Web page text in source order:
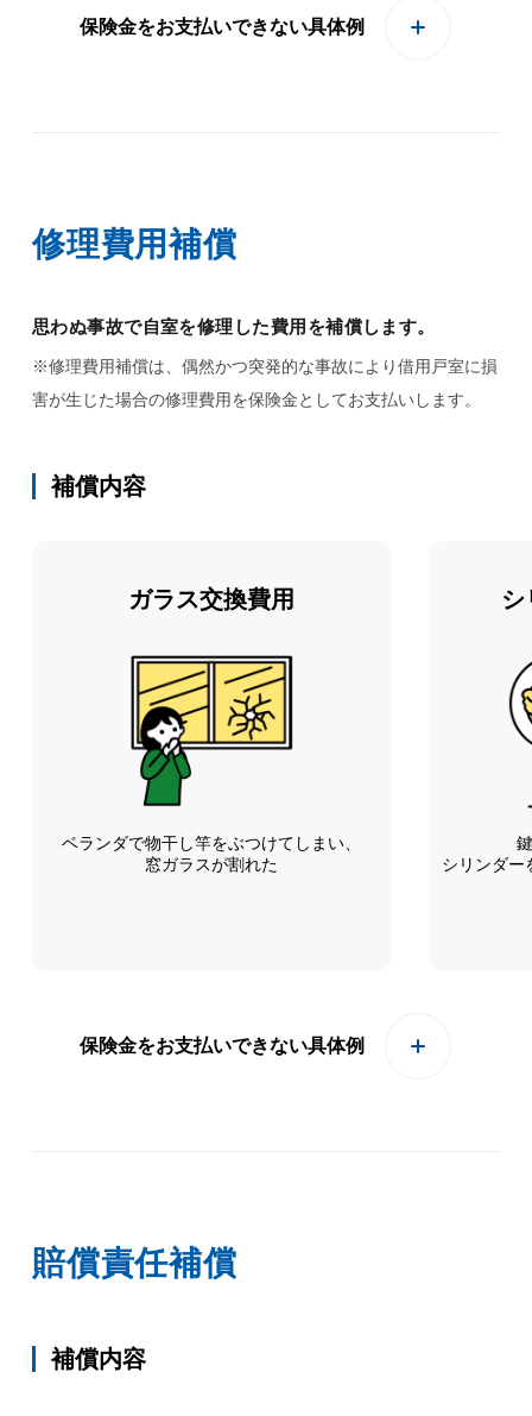
保険金をお支払いできない具体例
修理費用補償
思わぬ事故で自室を修理した費用を補償します。
※修理費用補償は、偶然かつ突発的な事故により借用戸室に損
害が生じた場合の修理費用を保険金としてお支払いします。
補償内容
ガラス交換費用
ベランダで物干し竿をぶつけてしまい、
窓ガラスが割れた
シ
シリンダー
保険金をお支払いできない具体例
賠償責任補償
補償内容